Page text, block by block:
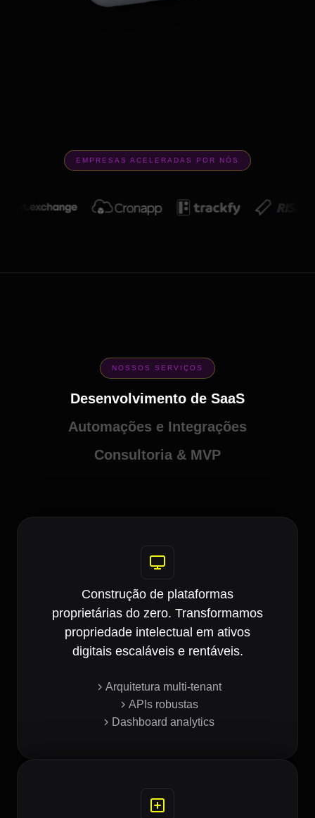
EMPRESAS ACELERADAS POR NÓS
NOSSOS SERVIÇOS
Desenvolvimento de SaaS
Automações e Integrações
Consultoria & MVP
Construção de plataformas
proprietárias do zero. Transformamos
propriedade intelectual em ativos
digitais escaláveis e rentáveis.
Arquitetura multi-tenant
APIs robustas
Dashboard analytics